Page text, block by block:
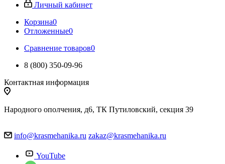
Личный кабинет
Корзина0
Отложенные0
Сравнение товаров0
8 (800) 350-09-96
Контактная информация
Народного ополчения, д6, ТК Путиловский, секция 39
info@krasmehanika.ru zakaz@krasmehanika.ru
YouTube